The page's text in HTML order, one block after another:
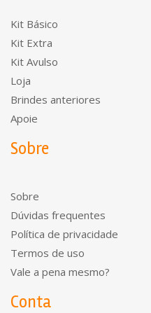
Kit Básico
Kit Extra
Kit Avulso
Loja
Brindes anteriores
Apoie
Sobre
Sobre
Dúvidas frequentes
Política de privacidade
Termos de uso
Vale a pena mesmo?
Conta